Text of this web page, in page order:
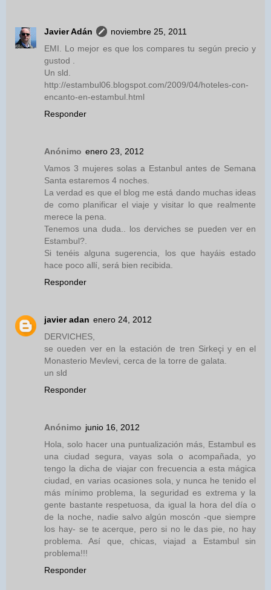
Javier Adán
noviembre 25, 2011
EMI. Lo mejor es que los compares tu según precio y
gustod .
Un sld.
http://estambul06.blogspot.com/2009/04/hoteles-con-
encanto-en-estambul.html
Responder
Anónimo enero 23, 2012
Vamos 3 mujeres solas a Estanbul antes de Semana
Santa estaremos 4 noches.
La verdad es que el blog me está dando muchas ideas
de como planificar el viaje y visitar lo que realmente
merece la pena.
Tenemos una duda.. los derviches se pueden ver en
Estambul?.
Si tenéis alguna sugerencia, los que hayáis estado
hace poco allí, será bien recibida.
Responder
javier adan enero 24, 2012
DERVICHES,
se oueden ver en la estación de tren Sirkeçi y en el
Monasterio Mevlevi, cerca de la torre de galata.
un sld
Responder
Anónimo junio 16, 2012
Hola, solo hacer una puntualización más, Estambul es
una ciudad segura, vayas sola o acompañada, yo
tengo la dicha de viajar con frecuencia a esta mágica
ciudad, en varias ocasiones sola, y nunca he tenido el
más mínimo problema, la seguridad es extrema y la
gente bastante respetuosa, da igual la hora del día o
de la noche, nadie salvo algún moscón -que siempre
los hay- se te acerque, pero si no le das pie, no hay
problema. Así que, chicas, viajad a Estambul sin
problema!!!
Responder